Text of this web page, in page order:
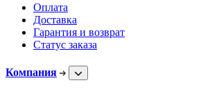
Оплата
Доставка
Гарантия и возврат
Статус заказа
Компания